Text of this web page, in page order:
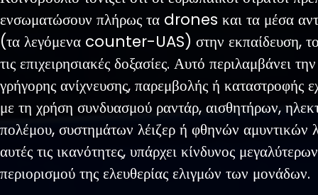
ενσωματώσουν πλήρως τα drones και τα μέσα
(τα λεγόμενα counter-UAS) στην εκπαίδευση,
τις επιχειρησιακές δοξασίες. Αυτό περιλαμβάνει
γρήγορης ανίχνευσης, παρεμβολής ή
με τη χρήση συνδυασμού ραντάρ, αισθητήρων,
πολέμου, συστημάτων λέιζερ ή φθηνών αμυντικών
αυτές τις ικανότητες, υπάρχει κίνδυνος
περιορισμού της ελευθερίας ελιγμών των μονάδων.